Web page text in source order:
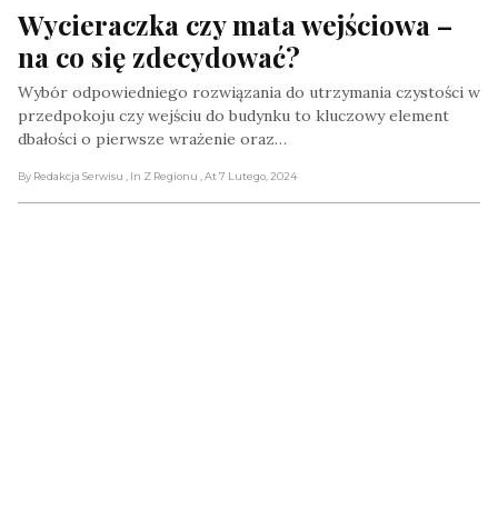
Wycieraczka czy mata wejściowa –
na co się zdecydować?
Wybór odpowiedniego rozwiązania do utrzymania czystości w
przedpokoju czy wejściu do budynku to kluczowy element
dbałości o pierwsze wrażenie oraz…
By Redakcja Serwisu , In Z Regionu , At 7 Lutego, 2024